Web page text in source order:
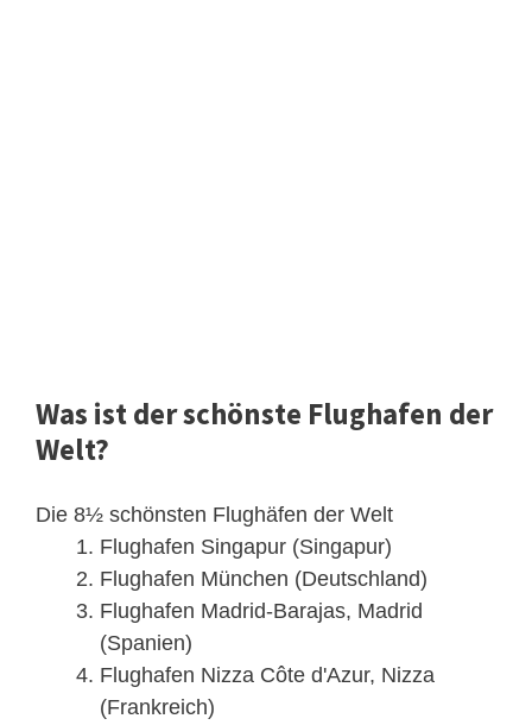
Was ist der schönste Flughafen der
Welt?
Die 8½ schönsten Flughäfen der Welt
Flughafen Singapur (Singapur)
Flughafen München (Deutschland)
Flughafen Madrid-Barajas, Madrid
(Spanien)
Flughafen Nizza Côte d'Azur, Nizza
(Frankreich)